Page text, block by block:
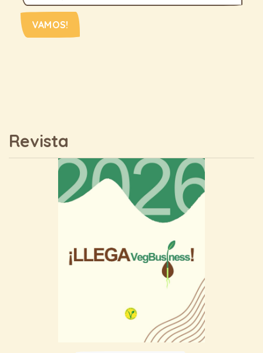
VAMOS!
Revista